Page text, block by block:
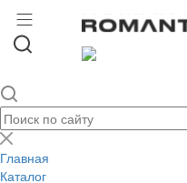
Главная
Каталог